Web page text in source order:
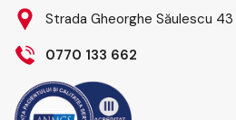
Strada Gheorghe Săulescu
0770 133 662